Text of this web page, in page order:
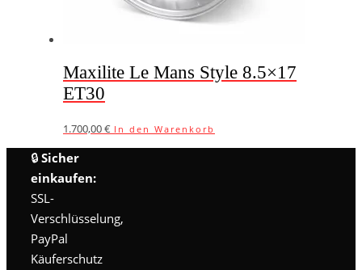
Maxilite Le Mans Style 8.5×17
ET30
1.700,00€ In den Warenkorb
🔒 Sicher
einkaufen:
SSL-
Verschlüsselung,
PayPal
Käuferschutz